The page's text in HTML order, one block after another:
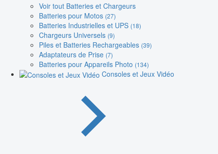
Voir tout Batteries et Chargeurs
Batteries pour Motos (27)
Batteries Industrielles et UPS (18)
Chargeurs Universels (9)
Piles et Batteries Rechargeables (39)
Adaptateurs de Prise (7)
Batteries pour Appareils Photo (134)
Consoles et Jeux Vidéo